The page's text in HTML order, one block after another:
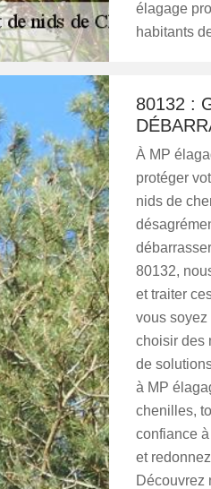
élagage
habitants
80132 :
À MP
protéger
nids de
80132,
et traiter
vous soyez
choisir des
de
à MP
chenilles,
confiance
et
Découvrez